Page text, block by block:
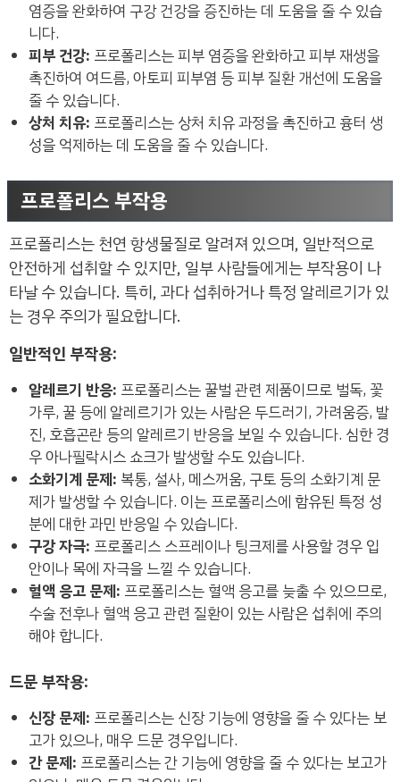
염증을 완화하여 구강 건강을 증진하는 데 도움을 줄 수 있습
니다.
피부 건강: 프로폴리스는 피부 염증을 완화하고 피부 재생을
촉진하여 여드름, 아토피 피부염 등 피부 질환 개선에 도움을
줄 수 있습니다.
상처 치유: 프로폴리스는 상처 치유 과정을 촉진하고 흉터 생
성을 억제하는 데 도움을 줄 수 있습니다.
프로폴리스 부작용
프로폴리스는 천연 항생물질로 알려져 있으며, 일반적으로
안전하게 섭취할 수 있지만, 일부 사람들에게는 부작용이 나
타날 수 있습니다. 특히, 과다 섭취하거나 특정 알레르기가 있
는 경우 주의가 필요합니다.
일반적인 부작용:
알레르기 반응: 프로폴리스는 꿀벌 관련 제품이므로 벌독, 꽃
가루, 꿀 등에 알레르기가 있는 사람은 두드러기, 가려움증, 발
진, 호흡곤란 등의 알레르기 반응을 보일 수 있습니다. 심한 경
우 아나필락시스 쇼크가 발생할 수도 있습니다.
소화기계 문제: 복통, 설사, 메스꺼움, 구토 등의 소화기계 문
제가 발생할 수 있습니다. 이는 프로폴리스에 함유된 특정 성
분에 대한 과민 반응일 수 있습니다.
구강 자극: 프로폴리스 스프레이나 팅크제를 사용할 경우 입
안이나 목에 자극을 느낄 수 있습니다.
혈액 응고 문제: 프로폴리스는 혈액 응고를 늦출 수 있으므로,
수술 전후나 혈액 응고 관련 질환이 있는 사람은 섭취에 주의
해야 합니다.
드문 부작용:
신장 문제: 프로폴리스는 신장 기능에 영향을 줄 수 있다는 보
고가 있으나, 매우 드문 경우입니다.
간 문제: 프로폴리스는 간 기능에 영향을 줄 수 있다는 보고가